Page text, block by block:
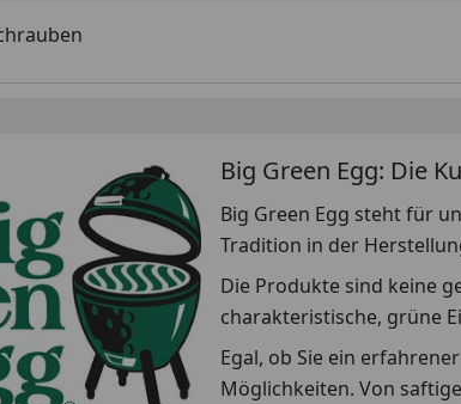
Big Green Egg: Die
Big Green Egg steht für
Tradition in der
Die Produkte sind keine
charakteristische, grüne
Egal, ob Sie ein
Möglichkeiten. Von